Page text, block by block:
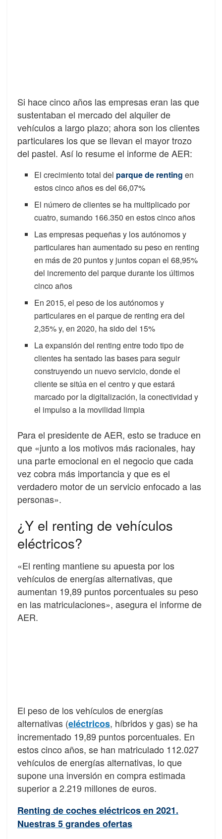
Si hace cinco años las empresas eran las que
sustentaban el mercado del alquiler de
vehículos a largo plazo; ahora son los clientes
particulares los que se llevan el mayor trozo
del pastel. Así lo resume el informe de AER:
El crecimiento total del parque de renting en
estos cinco años es del 66,07%
El número de clientes se ha multiplicado por
cuatro, sumando 166.350 en estos cinco años
Las empresas pequeñas y los autónomos y
particulares han aumentado su peso en renting
en más de 20 puntos y juntos copan el 68,95%
del incremento del parque durante los últimos
cinco años
En 2015, el peso de los autónomos y
particulares en el parque de renting era del
2,35% y, en 2020, ha sido del 15%
La expansión del renting entre todo tipo de
clientes ha sentado las bases para seguir
construyendo un nuevo servicio, donde el
cliente se sitúa en el centro y que estará
marcado por la digitalización, la conectividad y
el impulso a la movilidad limpia
Para el presidente de AER, esto se traduce en
que «junto a los motivos más racionales, hay
una parte emocional en el negocio que cada
vez cobra más importancia y que es el
verdadero motor de un servicio enfocado a las
personas».
¿Y el renting de vehículos
eléctricos?
«El renting mantiene su apuesta por los
vehículos de energías alternativas, que
aumentan 19,89 puntos porcentuales su peso
en las matriculaciones», asegura el informe de
AER.
El peso de los vehículos de energías
alternativas (eléctricos, híbridos y gas) se ha
incrementado 19,89 puntos porcentuales. En
estos cinco años, se han matriculado 112.027
vehículos de energías alternativas, lo que
supone una inversión en compra estimada
superior a 2.219 millones de euros.
Renting de coches eléctricos en 2021.
Nuestras 5 grandes ofertas